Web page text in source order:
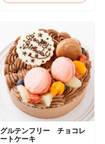
グルテンフリー チョコレ
ートケーキ